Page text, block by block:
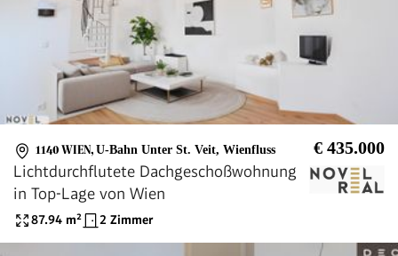
1140 WIEN, U-Bahn Unter St. Veit, Wienfluss € 435.000
Lichtdurchflutete Dachgeschoßwohnung
in Top-Lage von Wien
87.94 m² 2 Zimmer